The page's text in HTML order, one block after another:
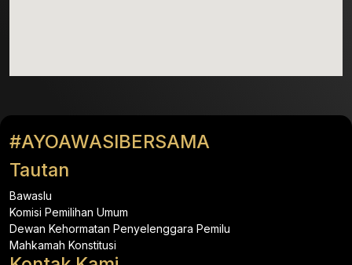
#AYOAWASIBERSAMA
Tautan
Bawaslu
Komisi Pemilihan Umum
Dewan Kehormatan Penyelenggara Pemilu
Mahkamah Konstitusi